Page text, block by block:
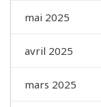
mai 2025
avril 2025
mars 2025